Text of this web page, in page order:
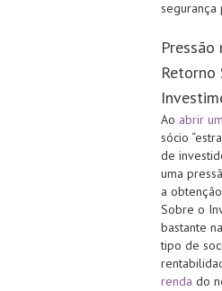
segurança
Pressão
Retorno
Ao abrir
sócio
de
uma
a
Sobre o
bastante
tipo de
renda do